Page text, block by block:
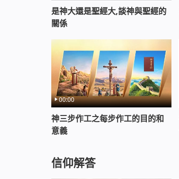
是神大還是聖經大,談神與聖經的
關係
00:00
神三步作工之每步作工的目的和
意義
信仰解答